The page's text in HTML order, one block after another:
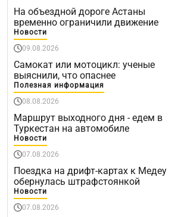
На объездной дороге Астаны
временно ограничили движение
Новости
09.08.2026
Самокат или мотоцикл: ученые
выяснили, что опаснее
Полезная информация
08.08.2026
Маршрут выходного дня - едем в
Туркестан на автомобиле
Новости
07.08.2026
Поездка на дрифт-картах к Медеу
обернулась штрафстоянкой
Новости
07.08.2026